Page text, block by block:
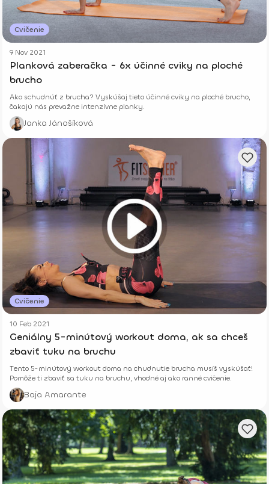
Cvičenie
9 Nov 2021
Planková zaberačka - 6x účinné cviky na ploché
brucho
Ako schudnúť z brucha? Vyskúšaj tieto účinné cviky na ploché brucho,
čakajú nás prevažne intenzívne planky.
Janka Jánošíková
Cvičenie
10 Feb 2021
Geniálny 5-minútový workout doma, ak sa chceš
zbaviť tuku na bruchu
Tento 5-minútový workout doma na chudnutie brucha musíš vyskúšať!
Pomôže ti zbaviť sa tuku na bruchu, vhodné aj ako ranné cvičenie.
Baja Amarante